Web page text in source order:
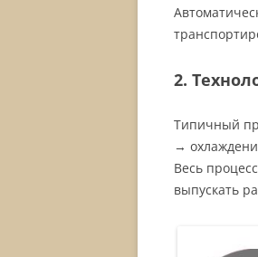
2.
Типичный
→
Весь
выпускать